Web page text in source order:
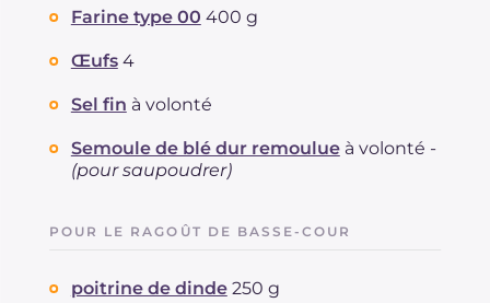
Farine type 00 400 g
Œufs 4
Sel fin à volonté
Semoule de blé dur remoulue à volonté -
(pour saupoudrer)
POUR LE RAGOÛT DE BASSE-COUR
poitrine de dinde 250 g